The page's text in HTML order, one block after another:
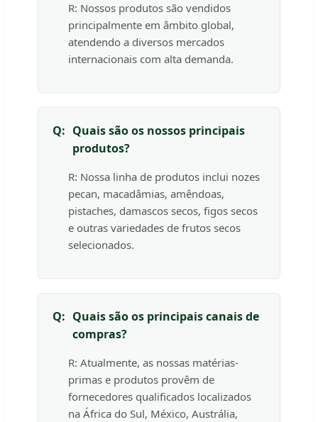
R: Nossos produtos são vendidos
principalmente em âmbito global,
atendendo a diversos mercados
internacionais com alta demanda.
Q: Quais são os nossos principais
produtos?
R: Nossa linha de produtos inclui nozes
pecan, macadâmias, amêndoas,
pistaches, damascos secos, figos secos
e outras variedades de frutos secos
selecionados.
Q: Quais são os principais canais de
compras?
R: Atualmente, as nossas matérias-
primas e produtos provêm de
fornecedores qualificados localizados
na África do Sul, México, Austrália,